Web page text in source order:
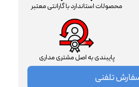
محصولات استاندارد با گارانتی معتبر
پایبندی به اصل مشتری مداری
تلفنی